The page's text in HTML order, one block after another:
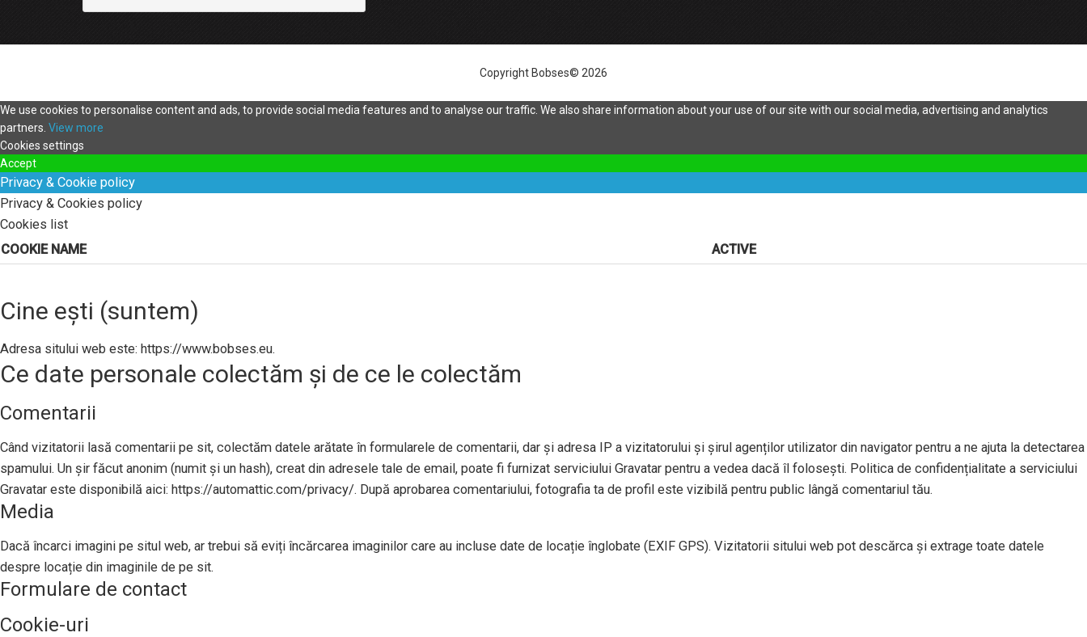
Copyright Bobses© 2026
We use cookies to personalise content and ads, to provide social media features and to analyse our traffic. We also share information about your use of our site with our social media, advertising and analytics
partners. View more
Cookies settings
Accept
Privacy & Cookie policy
Privacy & Cookies policy
Cookies list
COOKIE NAME
ACTIVE
Cine ești (suntem)
Adresa sitului web este: https://www.bobses.eu.
Ce date personale colectăm și de ce le colectăm
Comentarii
Când vizitatorii lasă comentarii pe sit, colectăm datele arătate în formularele de comentarii, dar și adresa IP a vizitatorului și șirul agenților utilizator din navigator pentru a ne ajuta la detectarea
spamului. Un șir făcut anonim (numit și un hash), creat din adresele tale de email, poate fi furnizat serviciului Gravatar pentru a vedea dacă îl folosești. Politica de confidențialitate a serviciului
Gravatar este disponibilă aici: https://automattic.com/privacy/. După aprobarea comentariului, fotografia ta de profil este vizibilă pentru public lângă comentariul tău.
Media
Dacă încarci imagini pe situl web, ar trebui să eviți încărcarea imaginilor care au incluse date de locație înglobate (EXIF GPS). Vizitatorii sitului web pot descărca și extrage toate datele
despre locație din imaginile de pe sit.
Formulare de contact
Cookie-uri